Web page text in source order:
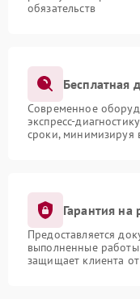
обязательств
Бесплатная
Современное
экспресс-
сроки, минимизируя
Гарантия на
Предоставляется
выполненные
защищает клиента